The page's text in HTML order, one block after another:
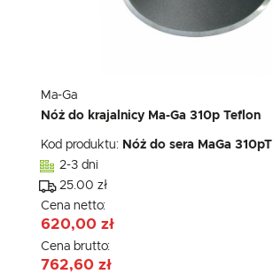
Ma-Ga
Nóż do krajalnicy Ma-Ga 310p Teflon
Kod produktu: Nóż do sera MaGa 310pT
2-3 dni
25.00 zł
Cena netto:
620,00 zł
Cena brutto:
762,60 zł